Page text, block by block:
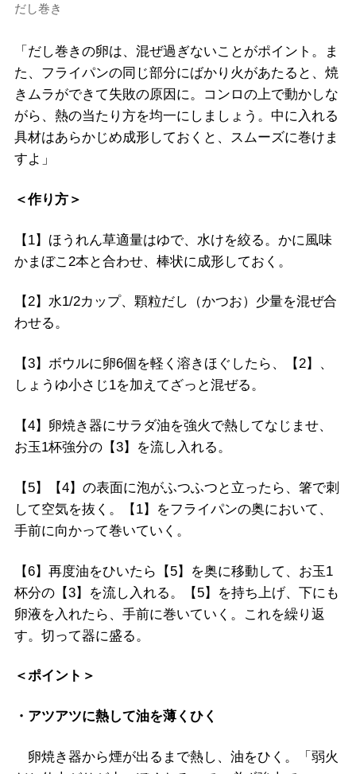
だし巻き
「だし巻きの卵は、混ぜ過ぎないことがポイント。ま
た、フライパンの同じ部分にばかり火があたると、焼
きムラができて失敗の原因に。コンロの上で動かしな
がら、熱の当たり方を均一にしましょう。中に入れる
具材はあらかじめ成形しておくと、スムーズに巻けま
すよ」
＜作り方＞
【1】ほうれん草適量はゆで、水けを絞る。かに風味
かまぼこ2本と合わせ、棒状に成形しておく。
【2】水1/2カップ、顆粒だし（かつお）少量を混ぜ合
わせる。
【3】ボウルに卵6個を軽く溶きほぐしたら、【2】、
しょうゆ小さじ1を加えてざっと混ぜる。
【4】卵焼き器にサラダ油を強火で熱してなじませ、
お玉1杯強分の【3】を流し入れる。
【5】【4】の表面に泡がふつふつと立ったら、箸で刺
して空気を抜く。【1】をフライパンの奥において、
手前に向かって巻いていく。
【6】再度油をひいたら【5】を奥に移動して、お玉1
杯分の【3】を流し入れる。【5】を持ち上げ、下にも
卵液を入れたら、手前に巻いていく。これを繰り返
す。切って器に盛る。
＜ポイント＞
・アツアツに熱して油を薄くひく
卵焼き器から煙が出るまで熱し、油をひく。「弱火